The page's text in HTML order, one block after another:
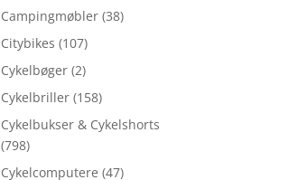
Campingmøbler (38)
Citybikes (107)
Cykelbøger (2)
Cykelbriller (158)
Cykelbukser & Cykelshorts
(798)
Cykelcomputere (47)